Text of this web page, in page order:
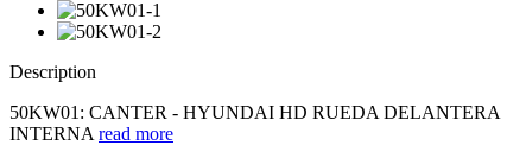
Description
50KW01: CANTER - HYUNDAI HD RUEDA DELANTERA
INTERNA read more